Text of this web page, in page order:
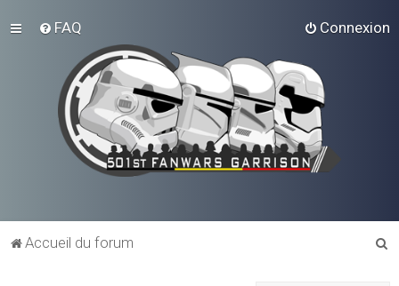
FAQ Connexion
Accueil du forum